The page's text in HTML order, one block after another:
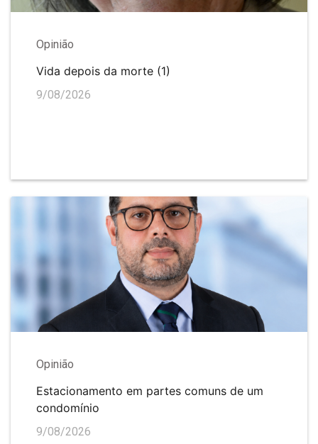
Opinião
Vida depois da morte (1)
9/08/2026
Opinião
Estacionamento em partes comuns de um
condomínio
9/08/2026